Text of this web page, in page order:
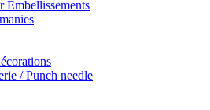
Embellissements
/ Punch needle